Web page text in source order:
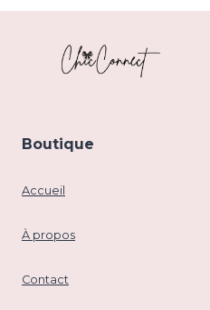
Boutique
Accueil
À propos
Contact